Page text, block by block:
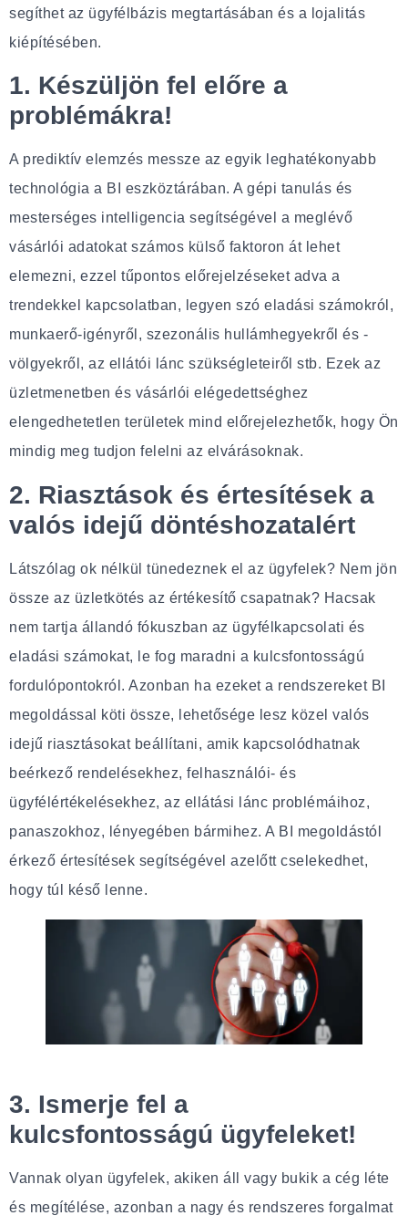
segíthet az ügyfélbázis megtartásában és a lojalitás
kiépítésében.
1. Készüljön fel előre a
problémákra!
A prediktív elemzés messze az egyik leghatékonyabb
technológia a BI eszköztárában. A gépi tanulás és
mesterséges intelligencia segítségével a meglévő
vásárlói adatokat számos külső faktoron át lehet
elemezni, ezzel tűpontos előrejelzéseket adva a
trendekkel kapcsolatban, legyen szó eladási számokról,
munkaerő-igényről, szezonális hullámhegyekről és -
völgyekről, az ellátói lánc szükségleteiről stb. Ezek az
üzletmenetben és vásárlói elégedettséghez
elengedhetetlen területek mind előrejelezhetők, hogy Ön
mindig meg tudjon felelni az elvárásoknak.
2. Riasztások és értesítések a
valós idejű döntéshozatalért
Látszólag ok nélkül tünedeznek el az ügyfelek? Nem jön
össze az üzletkötés az értékesítő csapatnak? Hacsak
nem tartja állandó fókuszban az ügyfélkapcsolati és
eladási számokat, le fog maradni a kulcsfontosságú
fordulópontokról. Azonban ha ezeket a rendszereket BI
megoldással köti össze, lehetősége lesz közel valós
idejű riasztásokat beállítani, amik kapcsolódhatnak
beérkező rendelésekhez, felhasználói- és
ügyfélértékelésekhez, az ellátási lánc problémáihoz,
panaszokhoz, lényegében bármihez. A BI megoldástól
érkező értesítések segítségével azelőtt cselekedhet,
hogy túl késő lenne.
3. Ismerje fel a
kulcsfontosságú ügyfeleket!
Vannak olyan ügyfelek, akiken áll vagy bukik a cég léte
és megítélése, azonban a nagy és rendszeres forgalmat